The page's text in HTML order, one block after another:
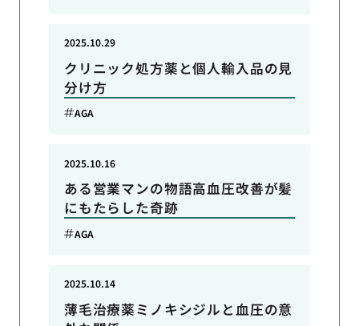
クリニック処方薬と個人輸入品の見
分け方
2025.10.29
AGA
ある営業マンの物語高血圧改善が髪
にもたらした奇跡
2025.10.16
AGA
薄毛治療薬ミノキシジルと血圧の意
2025.10.14